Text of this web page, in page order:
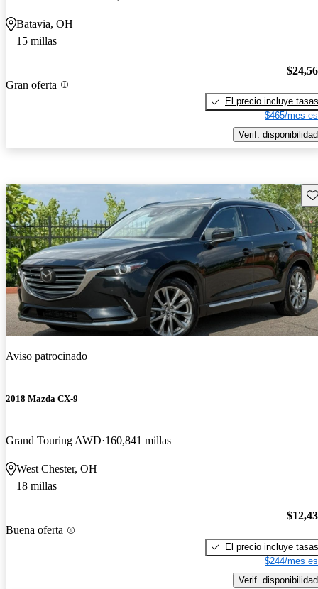
Batavia, OH
15 millas
Gran oferta
El precio incluye tasas
$465/mes
Verif. disponibilidad
Aviso patrocinado
2018 Mazda CX-9
Grand Touring AWD 160,841 millas
West Chester, OH
18 millas
Buena oferta
El precio incluye tasas
$244/mes
Verif. disponibilidad